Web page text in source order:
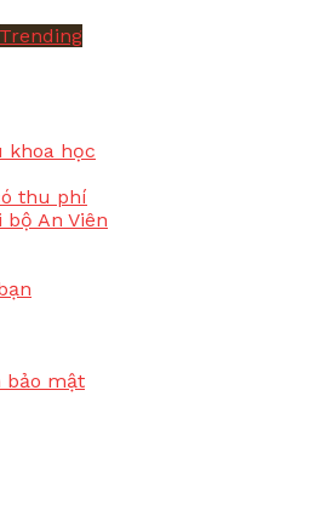
Trending
khoa học
thu phí
An Viên
bảo mật